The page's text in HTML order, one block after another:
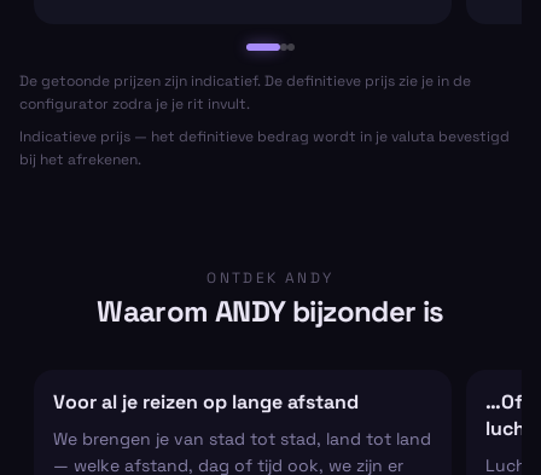
De getoonde prijzen zijn indicatief. De definitieve prijs zie je in de
configurator zodra je je rit invult.
Indicatieve prijs — het definitieve bedrag wordt in je valuta bevestigd
bij het afrekenen.
ONTDEK ANDY
Waarom ANDY bijzonder is
Voor al je reizen op lange afstand
We brengen je van stad tot stad, land tot land
— welke afstand, dag of tijd ook, we zijn er
…Of